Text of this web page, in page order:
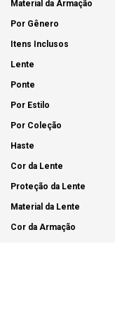
Material da Armação
Por Gênero
Itens Inclusos
Lente
Ponte
Por Estilo
Por Coleção
Haste
Cor da Lente
Proteção da Lente
Material da Lente
Cor da Armação